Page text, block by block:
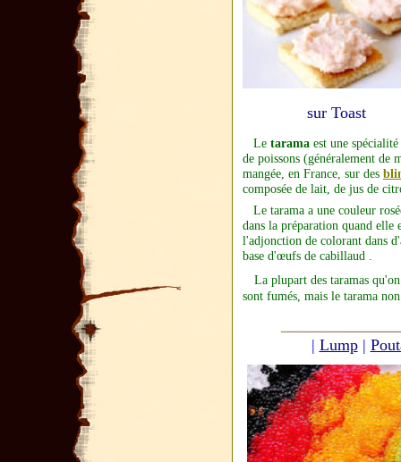
sur Toast
Le tarama est une
de poissons (généralement de
mangée, en France, sur des
composée de lait, de jus de
Le tarama a une couleur
dans la préparation quand elle
l'adjonction de colorant dans
base d'œufs de cabillaud .
La plupart des taramas
sont fumés, mais le tarama
| Lump|